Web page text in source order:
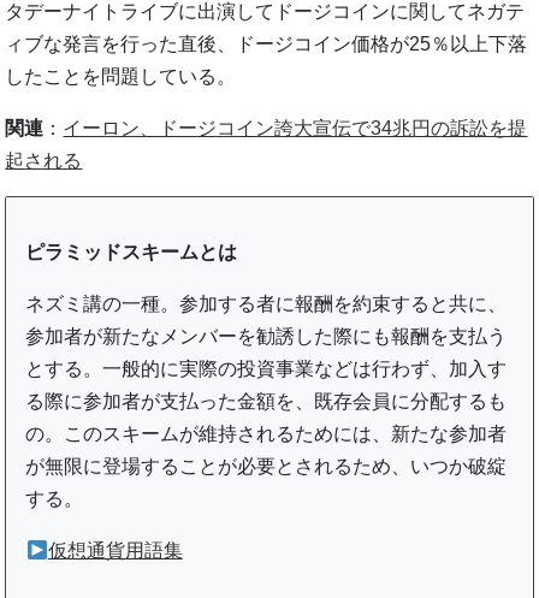
タデーナイトライブに出演してドージコインに関してネガテ
ィブな発言を行った直後、ドージコイン価格が25％以上下落
したことを問題している。
関連 ： イーロン、ドージコイン誇大宣伝で34兆円の訴訟を提
起される
ピラミッドスキームとは
ネズミ講の一種。参加する者に報酬を約束すると共に、
参加者が新たなメンバーを勧誘した際にも報酬を支払う
とする。一般的に実際の投資事業などは行わず、加入す
る際に参加者が支払った金額を、既存会員に分配するも
の。このスキームが維持されるためには、新たな参加者
が無限に登場することが必要とされるため、いつか破綻
する。
仮想通貨用語集